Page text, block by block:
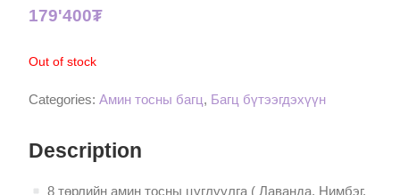
179'400₮
Out of stock
Categories: Амин тосны багц, Багц бүтээгдэхүүн
Description
8 төрлийн амин тосны цуглуулга ( Лаванда, Нимбэг,